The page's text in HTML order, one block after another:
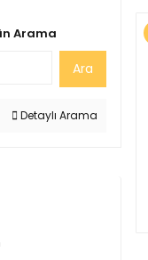
Arama
Ara
Detaylı Arama